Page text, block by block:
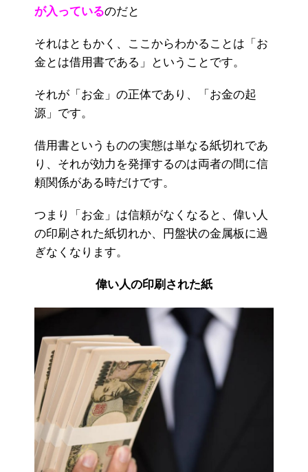
が入っているのだと
それはともかく、ここからわかることは「お
金とは借用書である」ということです。
それが「お金」の正体であり、「お金の起
源」です。
借用書というものの実態は単なる紙切れであ
り、それが効力を発揮するのは両者の間に信
頼関係がある時だけです。
つまり「お金」は信頼がなくなると、偉い人
の印刷された紙切れか、円盤状の金属板に過
ぎなくなります。
偉い人の印刷された紙